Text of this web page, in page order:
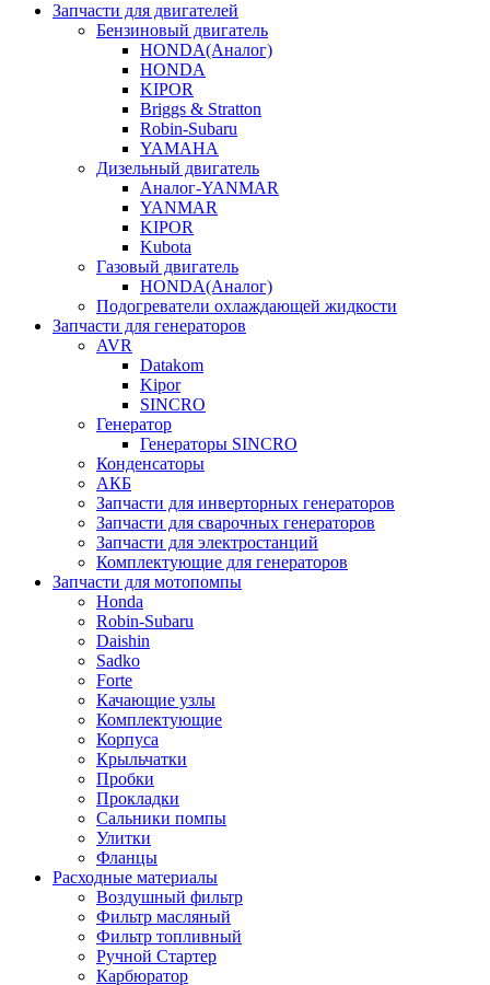
Запчасти для двигателей
Бензиновый двигатель
HONDA(Aналог)
HONDA
KIPOR
Briggs & Stratton
Robin-Subaru
YAMAHA
Дизельный двигатель
Аналог-YANMAR
YANMAR
KIPOR
Kubota
Газовый двигатель
HONDA(Aналог)
Подогреватели охлаждающей жидкости
Запчасти для генераторов
AVR
Datakom
Kipor
SINCRO
Генератор
Генераторы SINCRO
Конденсаторы
АКБ
Запчасти для инверторных генераторов
Запчасти для сварочных генераторов
Запчасти для электростанций
Комплектующие для генераторов
Запчасти для мотопомпы
Honda
Robin-Subaru
Daishin
Sadko
Forte
Качающие узлы
Комплектующие
Корпуса
Крыльчатки
Пробки
Прокладки
Сальники помпы
Улитки
Фланцы
Расходные материалы
Воздушный фильтр
Фильтр масляный
Фильтр топливный
Ручной Стартер
Карбюратор